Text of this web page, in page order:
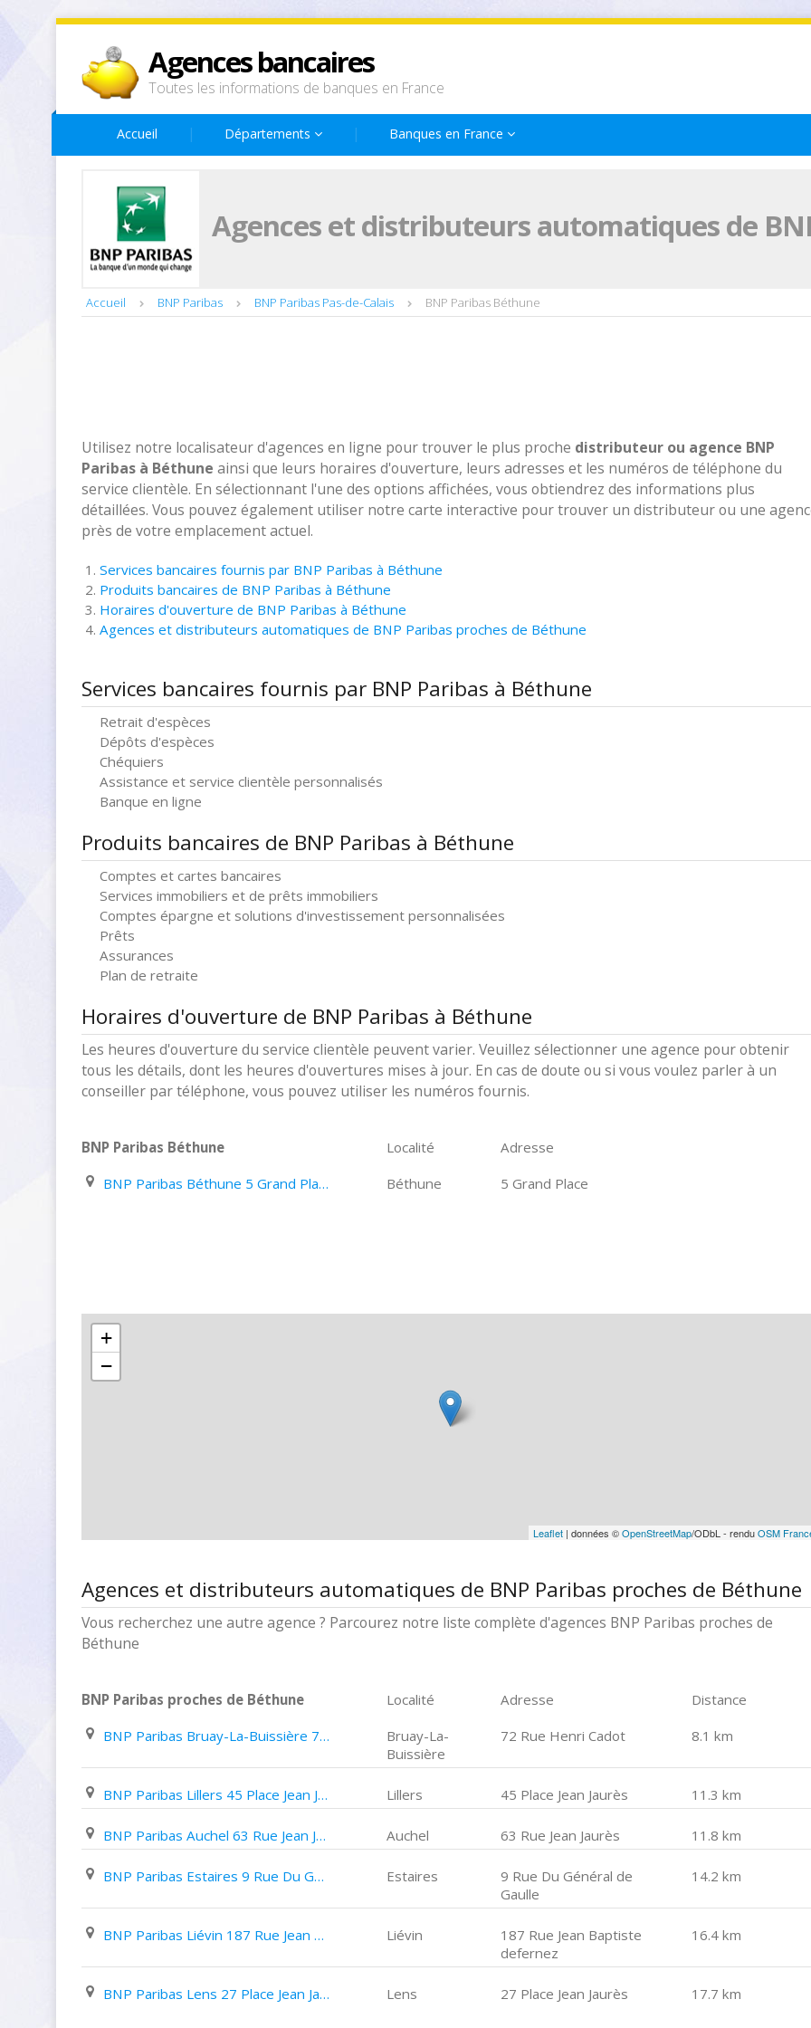
Agences bancaires
Toutes les informations de banques en France
Accueil Départements Banques en France
Agences et distributeurs automatiques de
Accueil BNP Paribas BNP Paribas Pas-de-Calais BNP Paribas Béthune
Utilisez notre localisateur d'agences en ligne pour trouver le plus proche distributeur ou agence BNP
Paribas à Béthune ainsi que leurs horaires d'ouverture, leurs adresses et les numéros de téléphone du
service clientèle. En sélectionnant l'une des options affichées, vous obtiendrez des informations plus
détaillées. Vous pouvez également utiliser notre carte interactive pour trouver un distributeur ou une
près de votre emplacement actuel.
Services bancaires fournis par BNP Paribas à Béthune
Produits bancaires de BNP Paribas à Béthune
Horaires d'ouverture de BNP Paribas à Béthune
Agences et distributeurs automatiques de BNP Paribas proches de Béthune
Services bancaires fournis par BNP Paribas à Béthune
Retrait d'espèces
Dépôts d'espèces
Chéquiers
Assistance et service clientèle personnalisés
Banque en ligne
Produits bancaires de BNP Paribas à Béthune
Comptes et cartes bancaires
Services immobiliers et de prêts immobiliers
Comptes épargne et solutions d'investissement personnalisées
Prêts
Assurances
Plan de retraite
Horaires d'ouverture de BNP Paribas à Béthune
Les heures d'ouverture du service clientèle peuvent varier. Veuillez sélectionner une agence pour obtenir
tous les détails, dont les heures d'ouvertures mises à jour. En cas de doute ou si vous voulez parler à un
conseiller par téléphone, vous pouvez utiliser les numéros fournis.
BNP Paribas Béthune Localité
Adresse
BNP Paribas Béthune 5 Grand Place
Béthune 5 Grand Place
+
−
Leaflet| données ©OpenStreetMap/ODbL - renduOSM
Agences et distributeurs automatiques de BNP Paribas proches de Béthune
Vous recherchez une autre agence ? Parcourez notre liste complète d'agences BNP Paribas proches de
Béthune
BNP Paribas proches de Béthune Localité Adresse
Distance
BNP Paribas Bruay-La-Buissière 72 Rue Henri Cadot
Bruay-La-
Buissière
72 Rue Henri Cadot 8.1 km
BNP Paribas Lillers 45 Place Jean Jaurès Lillers 45 Place Jean Jaurès 11.3 km
BNP Paribas Auchel 63 Rue Jean Jaurès Auchel 63 Rue Jean Jaurès 11.8 km
BNP Paribas Estaires 9 Rue Du Général de Gaulle Estaires
9 Rue Du Général de
Gaulle
14.2 km
BNP Paribas Liévin 187 Rue Jean Baptiste defernez Liévin
187 Rue Jean Baptiste
defernez
16.4 km
BNP Paribas Lens 27 Place Jean Jaurès Lens 27 Place Jean Jaurès 17.7 km